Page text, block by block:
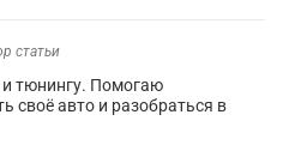
статьи
тюнингу. Помогаю
своё авто и разобраться в